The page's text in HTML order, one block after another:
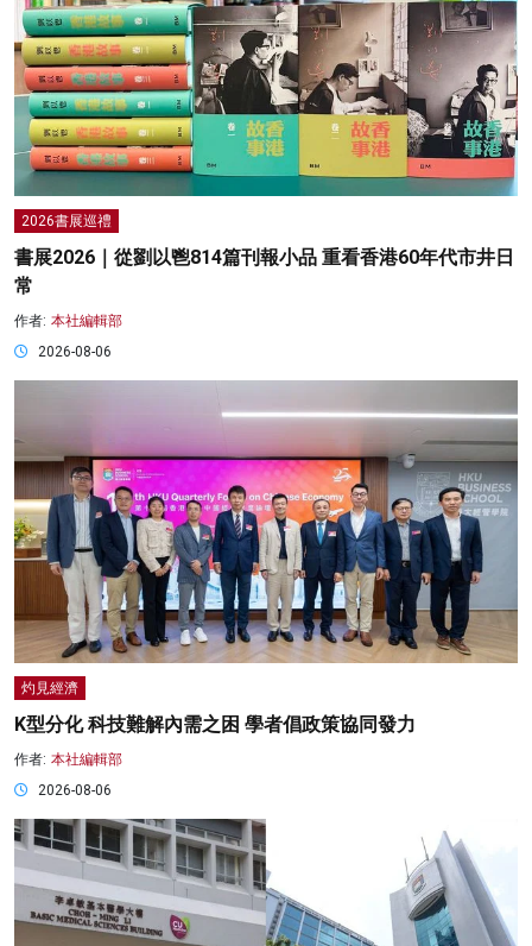
2026書展巡禮
書展2026｜從劉以鬯814篇刊報小品 重看香港60年代市井日
常
作者: 本社編輯部
2026-08-06
灼見經濟
K型分化 科技難解內需之困 學者倡政策協同發力
作者: 本社編輯部
2026-08-06